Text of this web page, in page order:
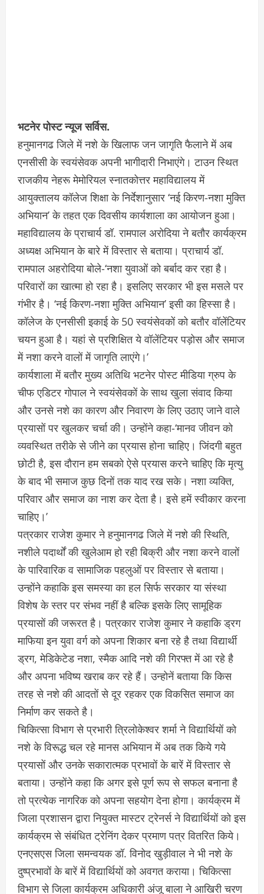
भटनेर पोस्ट न्यूज सर्विस.
हनुमानगढ जिले में नशे के खिलाफ जन जागृति फैलाने में अब
एनसीसी के स्वयंसेवक अपनी भागीदारी निभाएंगे। टाउन स्थित
राजकीय नेहरू मेमोरियल स्नातकोत्तर महाविद्यालय में
आयुक्तालय कॉलेज शिक्षा के निर्देशानुसार ‘नई किरण-नशा मुक्ति
अभियान’ के तहत एक दिवसीय कार्यशाला का आयोजन हुआ।
महाविद्यालय के प्राचार्य डॉ. रामपाल अरोदिया ने बतौर कार्यक्रम
अध्यक्ष अभियान के बारे में विस्तार से बताया। प्राचार्य डॉ.
रामपाल अहरोदिया बोले-‘नशा युवाओं को बर्बाद कर रहा है।
परिवारों का खात्मा हो रहा है। इसलिए सरकार भी इस मसले पर
गंभीर है। ‘नई किरण-नशा मुक्ति अभियान’ इसी का हिस्सा है।
कॉलेज के एनसीसी इकाई के 50 स्वयंसेवकों को बतौर वॉलेंटियर
चयन हुआ है। यहां से प्रशिक्षित ये वॉलेंटियर पड़ोस और समाज
में नशा करने वालों में जागृति लाएंगे।’
कार्यशाला में बतौर मुख्य अतिथि भटनेर पोस्ट मीडिया ग्रुप के
चीफ एडिटर गोपाल ने स्वयंसेवकों के साथ खुला संवाद किया
और उनसे नशे का कारण और निवारण के लिए उठाए जाने वाले
प्रयासों पर खुलकर चर्चा की। उन्होंने कहा-‘मानव जीवन को
व्यवस्थित तरीके से जीने का प्रयास होना चाहिए। जिंदगी बहुत
छोटी है, इस दौरान हम सबको ऐसे प्रयास करने चाहिए कि मृत्यु
के बाद भी समाज कुछ दिनों तक याद रख सके। नशा व्यक्ति,
परिवार और समाज का नाश कर देता है। इसे हमें स्वीकार करना
चाहिए।’
पत्रकार राजेश कुमार ने हनुमानगढ जिले में नशे की स्थिति,
नशीले पदार्थों की खुलेआम हो रही बिक्री और नशा करने वालों
के पारिवारिक व सामाजिक पहलुओं पर विस्तार से बताया।
उन्होंने कहाकि इस समस्या का हल सिर्फ सरकार या संस्था
विशेष के स्तर पर संभव नहीं है बल्कि इसके लिए सामूहिक
प्रयासों की जरूरत है। पत्रकार राजेश कुमार ने कहाकि ड्रग
माफिया इन युवा वर्ग को अपना शिकार बना रहे है तथा विद्यार्थी
ड्रग, मेडिकेटेड नशा, स्मैक आदि नशे की गिरफ्त में आ रहे है
और अपना भविष्य खराब कर रहे हैं। उन्होनें बताया कि किस
तरह से नशे की आदतों से दूर रहकर एक विकसित समाज का
निर्माण कर सकते है।
चिकित्सा विभाग से प्रभारी त्रिलोकेश्वर शर्मा ने विद्यार्थियों को
नशे के विरूद्ध चल रहे मानस अभियान में अब तक किये गये
प्रयासों और उनके सकारात्मक प्रभावों के बारें में विस्तार से
बताया। उन्होंने कहा कि अगर इसे पूर्ण रूप से सफल बनाना है
तो प्रत्येक नागरिक को अपना सहयोग देना होगा। कार्यक्रम में
जिला प्रशासन द्वारा नियुक्त मास्टर ट्रेनर्स ने विद्यार्थियों को इस
कार्यक्रम से संबंधित ट्रेनिंग देकर प्रमाण पत्र वितरित किये।
एनएसएस जिला समन्वयक डॉ. विनोद खुड़ीवाल ने भी नशे के
दुष्प्रभावों के बारें में विद्यार्थियों को अवगत कराया। चिकित्सा
विभाग से जिला कार्यक्रम अधिकारी अंजू बाला ने आखिरी चरण